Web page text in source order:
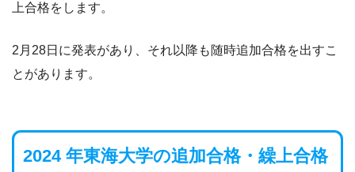
上合格をします。
2月28日に発表があり、それ以降も随時追加合格を出すこ
とがあります。
2024 年東海大学の追加合格・繰上合格